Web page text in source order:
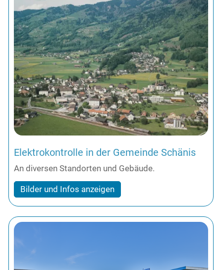
Elektrokontrolle in der Gemeinde Schänis
An diversen Standorten und Gebäude.
Bilder und Infos anzeigen